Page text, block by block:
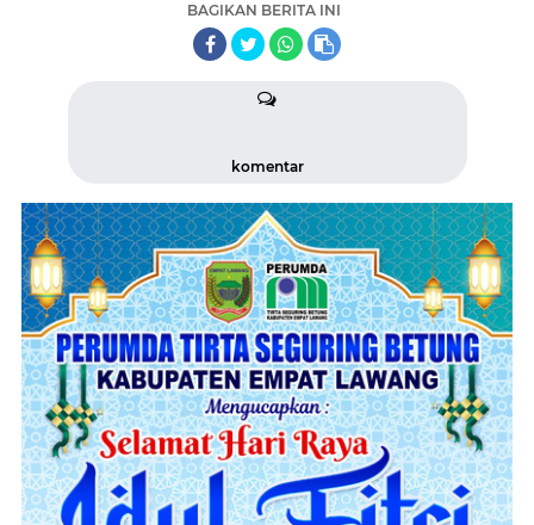
BAGIKAN BERITA INI
komentar